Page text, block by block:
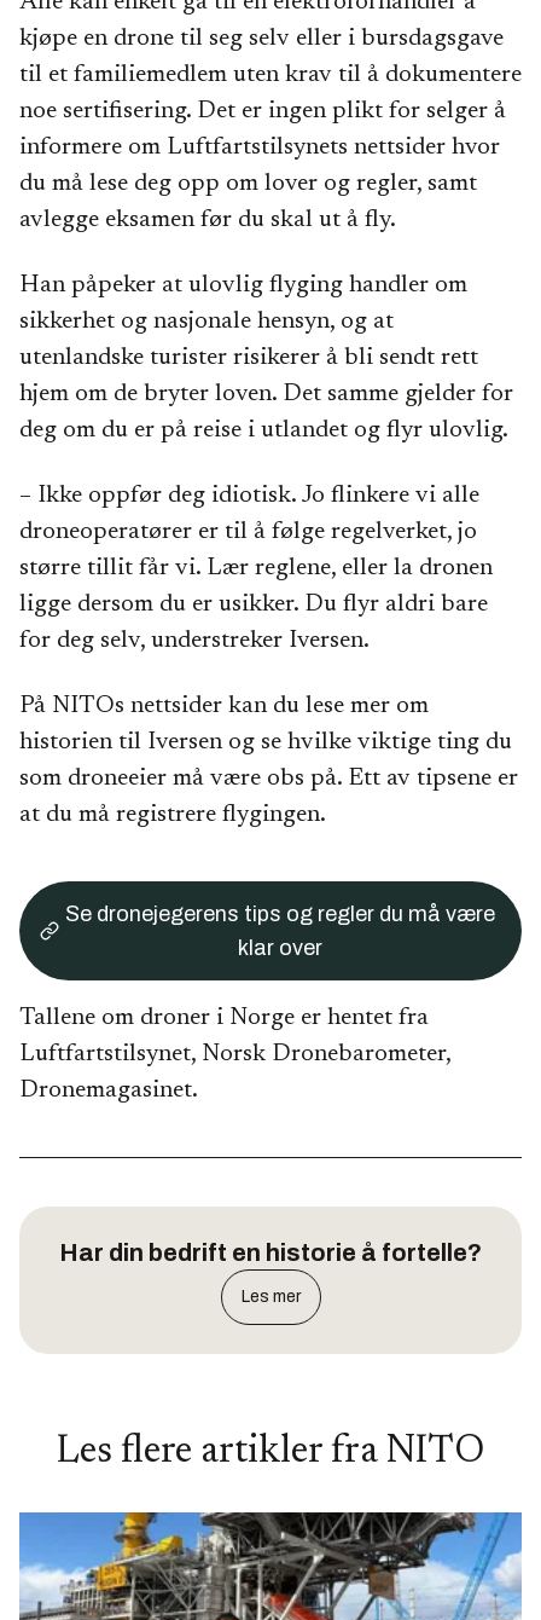
kjøpe en drone til seg selv eller i bursdagsgave
til et familiemedlem uten krav til å dokumentere
noe sertifisering. Det er ingen plikt for selger å
informere om Luftfartstilsynets nettsider hvor
du må lese deg opp om lover og regler, samt
avlegge eksamen før du skal ut å fly.
Han påpeker at ulovlig flyging handler om
sikkerhet og nasjonale hensyn, og at
utenlandske turister risikerer å bli sendt rett
hjem om de bryter loven. Det samme gjelder for
deg om du er på reise i utlandet og flyr ulovlig.
– Ikke oppfør deg idiotisk. Jo flinkere vi alle
droneoperatører er til å følge regelverket, jo
større tillit får vi. Lær reglene, eller la dronen
ligge dersom du er usikker. Du flyr aldri bare
for deg selv, understreker Iversen.
På NITOs nettsider kan du lese mer om
historien til Iversen og se hvilke viktige ting du
som droneeier må være obs på. Ett av tipsene er
at du må registrere flygingen.
Se dronejegerens tips og regler du må være
klar over
Tallene om droner i Norge er hentet fra
Luftfartstilsynet, Norsk Dronebarometer,
Dronemagasinet.
Har din bedrift en historie å fortelle?
Les mer
Les flere artikler fra NITO